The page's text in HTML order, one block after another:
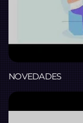
NOVEDADES